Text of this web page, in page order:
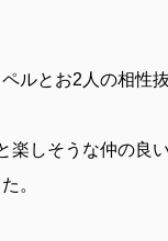
ルとお2人の相性
楽しそうな仲の良
。